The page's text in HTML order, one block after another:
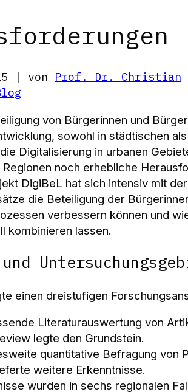
| von Prof. Dr. Christian
von Bürgerinnen und
sowohl in städtischen
Digitalisierung in urbanen
Regionen noch erhebliche
DigiBeL hat sich intensiv mit
die Beteiligung der
verbessern können und
kombinieren lassen.
und
einen dreistufigen
Literaturauswertung von
legte den Grundstein.
quantitative Befragung von
weitere Erkenntnisse.
wurden in sechs regionalen